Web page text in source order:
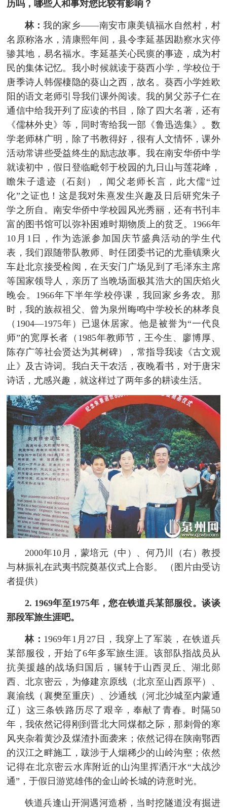
历吗，哪些人和事对您比较有影响？
林：我的家乡——南安市康美镇福水自然村，村
名原称洛水，清康熙年间，县令李延基因勘察水灾停
骖其地，易名福水。李延基关心民瘼的事迹，成为村
民的集体记忆。我小时候就读于葵西小学，学校位于
唐季诗人韩偓棲隐的葵山之西，故名。葵西小学姓欧
阳的语文老师引导我们课外阅读。我的舅父苏子仁在
通信中给我开列了应读的书目，除了四大名著，还有
《儒林外史》等，同时寄给我一部《鲁迅选集》。数
学老师林广明，除了书教得好，很有人文情怀，课外
活动常讲些受益终生的励志故事。我在南安华侨中学
就读初中，假日登临毗邻于校园的九日山与莲花峰，
瞻朱子遗迹（石刻），闻父老师长言，此大儒“过
化”之证也！这是我对朱熹发生兴趣及日后研究朱子
学之所自。南安华侨中学校园风光秀丽，还有书刊丰
富的图书馆可以弥补困难时期物质上的贫乏。1966年
10月1日，作为选派参加国庆节盛典活动的学生代
表，我们跟随带队教师、时任团委书记的尤垂镇乘火
车赴北京接受检阅，在天安门广场见到了毛泽东主席
等国家领导人，亲历了当晩场面极其浩大的国庆焰火
晚会。1966年下半年学校停课，我回家乡务农。那
时，我的族叔祖父、曾为泉州晦鸣中学校长的林孝良
（1904—1975年）已退休居家。他是被誉为“一代良
师”的宽厚长者（1985年教师节，王今生、廖博厚、
陈存广等社会贤达为其树碑），常指导我读《古文观
止》及古诗词。我白天干农活，夜晚看书，对于唐宋
诗话，尤感兴趣，就这样过了两年多的耕读生活。
2000年10月，蒙培元（中）、何乃川（右）教授
与林振礼在武夷书院奠基仪式上合影。 （图片由受访
者提供）
2. 1969年至1975年，您在铁道兵某部服役。谈谈
那段军旅生涯吧。
林： 1969年1月27日，我穿上了军装，在铁道兵
某部服役，开始了6年多军旅生涯。该部队指战员从
抗美援越的战场归国后，辗转于山西灵丘、湖北郧
西、北京密云，为修建京原线（北京至山西原平）、
襄渝线（襄樊至重庆）、沙通线（河北沙城至内蒙通
辽）这三条铁路历尽了艰辛，奉献了青春。时隔50
年，我依然记得刚到晋北大同煤都之际，那刺骨的寒
风夹杂着黄沙及煤渣扑面袭来；依然记得在陕南鄂西
的汉江之畔施工，跋涉于人烟稀少的山岭沟壑；依然
记得在北京密云水库附近的山沟里挥洒汗水“大战沙
通”，于假日游览雄伟的金山岭长城的诗意时光。
铁道兵逢山开洞遇河造桥，当时挖隧道没有掘进